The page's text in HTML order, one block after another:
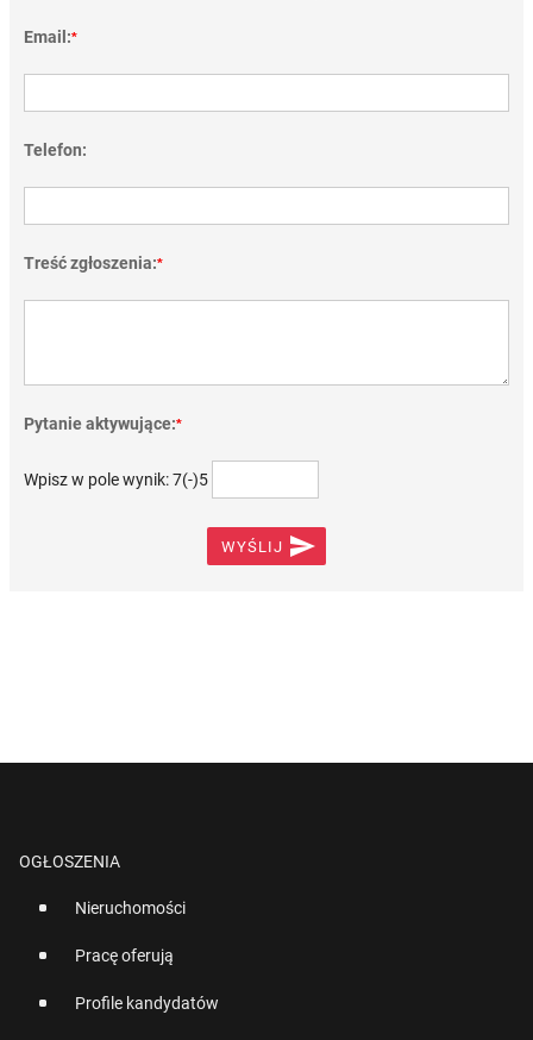
Email:*
Telefon:
Treść zgłoszenia:*
Pytanie aktywujące:*
Wpisz w pole wynik: 7(-)5
WYŚLIJ 
OGŁOSZENIA
Nieruchomości
Pracę oferują
Profile kandydatów